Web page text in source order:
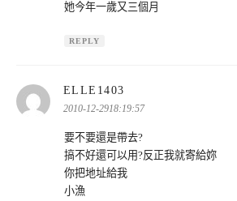
她今年一歲又三個月
REPLY
ELLE1403
示:
2010-12-2918:19:57
要不要還是帶去?
搞不好還可以用?反正我就寄給妳
你把地址給我
小漁